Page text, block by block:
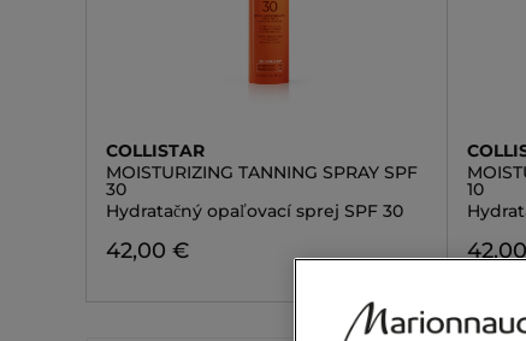
COLLISTAR
MOISTURIZING TANNING SPRAY SPF
30
Hydratačný opaľovací sprej SPF 30
42,00 €
10